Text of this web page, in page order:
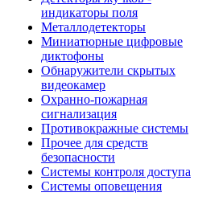
индикаторы поля
Металлодетекторы
Миниатюрные цифровые
диктофоны
Обнаружители скрытых
видеокамер
Охранно-пожарная
сигнализация
Противокражные системы
Прочее для средств
безопасности
Системы контроля доступа
Системы оповещения